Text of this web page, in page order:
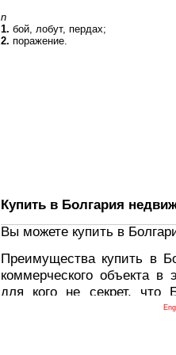
n
1. бой, лобут, пердах;
2. поражение.
Купить в Болгария
Вы можете купить в
Преимущества купить в
коммерческого объекта
для кого не секрет, что
древних и прекрасных